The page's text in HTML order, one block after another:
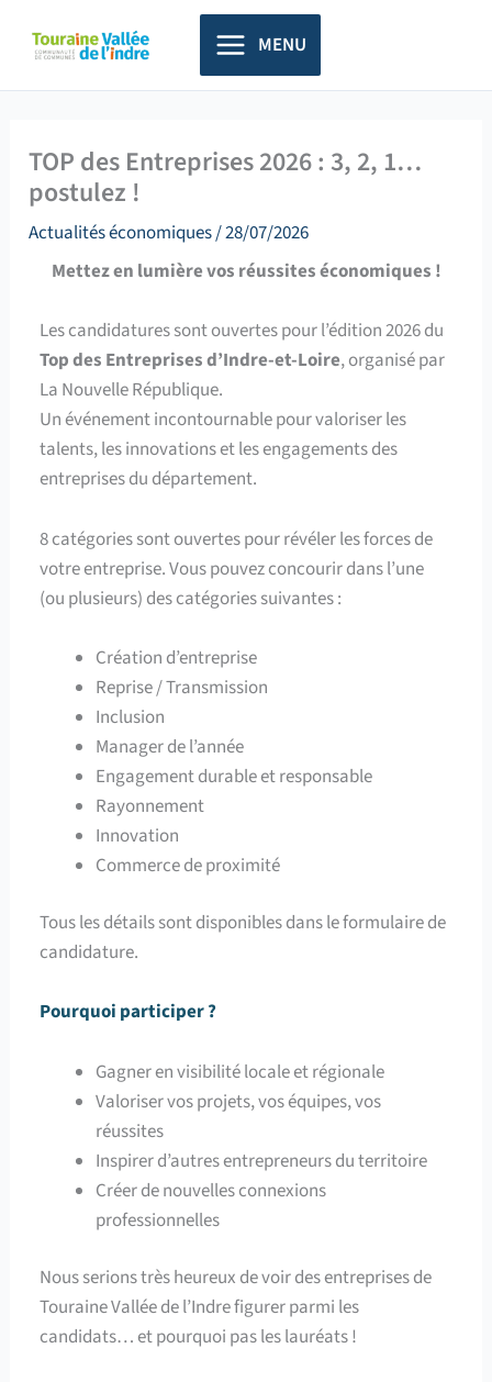
principal
MENU
TOP des Entreprises 2026 : 3, 2, 1…
postulez !
Actualités économiques/28/07/2026
Mettez en lumière vos réussites économiques !
Les candidatures sont ouvertes pour l’édition 2026 du
Top des Entreprises d’Indre-et-Loire, organisé par
La Nouvelle République.
Un événement incontournable pour valoriser les
talents, les innovations et les engagements des
entreprises du département.
8 catégories sont ouvertes pour révéler les forces de
votre entreprise. Vous pouvez concourir dans l’une
(ou plusieurs) des catégories suivantes :
Création d’entreprise
Reprise / Transmission
Inclusion
Manager de l’année
Engagement durable et responsable
Rayonnement
Innovation
Commerce de proximité
Tous les détails sont disponibles dans le formulaire de
candidature.
Pourquoi participer ?
Gagner en visibilité locale et régionale
Valoriser vos projets, vos équipes, vos
réussites
Inspirer d’autres entrepreneurs du territoire
Créer de nouvelles connexions
professionnelles
Nous serions très heureux de voir des entreprises de
Touraine Vallée de l’Indre figurer parmi les
candidats… et pourquoi pas les lauréats !